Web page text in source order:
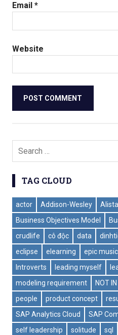
Email *
Website
TAG CLOUD
actor Addison-Wesley
Business Objectives Model
crudlife
cô độc data
eclipse
elearning epic music
Introverts
leading myself
modeling requirement
NOT IN
people
product concept
SAP Analytics Cloud
SAP
self leadership
solitude sql